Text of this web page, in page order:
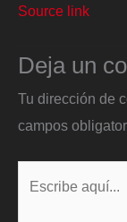
Source link
Deja un
Tu dirección de
campos